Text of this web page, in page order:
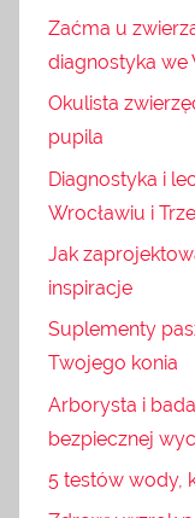
Zaćma u
diagnostyka we
Okulista
pupila
Diagnostyka i
Wrocławiu i
Jak
inspiracje
Suplementy
Twojego konia
Arborysta i
bezpiecznej
5 testów wody,